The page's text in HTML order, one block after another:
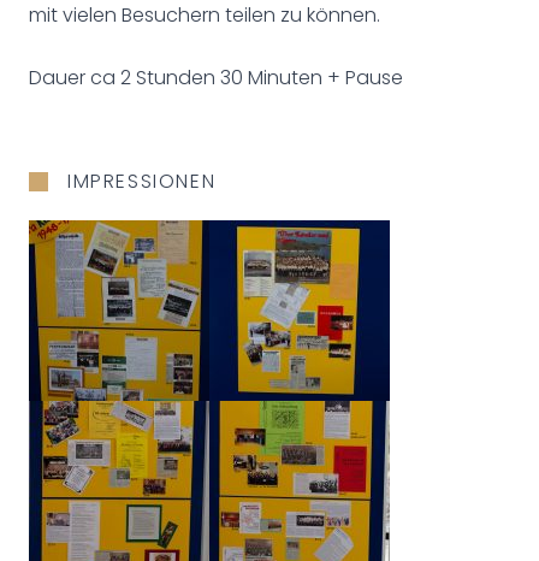
mit vielen Besuchern teilen zu können.
Dauer ca 2 Stunden 30 Minuten + Pause
IMPRESSIONEN